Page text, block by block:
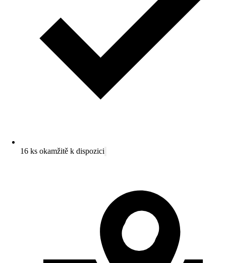
16 ks okamžitě k dispozici